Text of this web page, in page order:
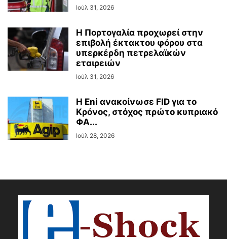
Ιούλ 31, 2026
Η Πορτογαλία προχωρεί στην
επιβολή έκτακτου φόρου στα
υπερκέρδη πετρελαϊκών
εταιρειών
Ιούλ 31, 2026
Η Eni ανακοίνωσε FID για το
Κρόνος, στόχος πρώτο κυπριακό
ΦΑ...
Ιούλ 28, 2026